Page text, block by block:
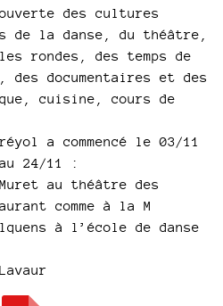
des cultures
de la danse, du théâtre,
rondes, des temps de
documentaires et des
cuisine, cours de
a commencé le 03/11
24/11 :
au théâtre des
comme à la M
à l’école de danse